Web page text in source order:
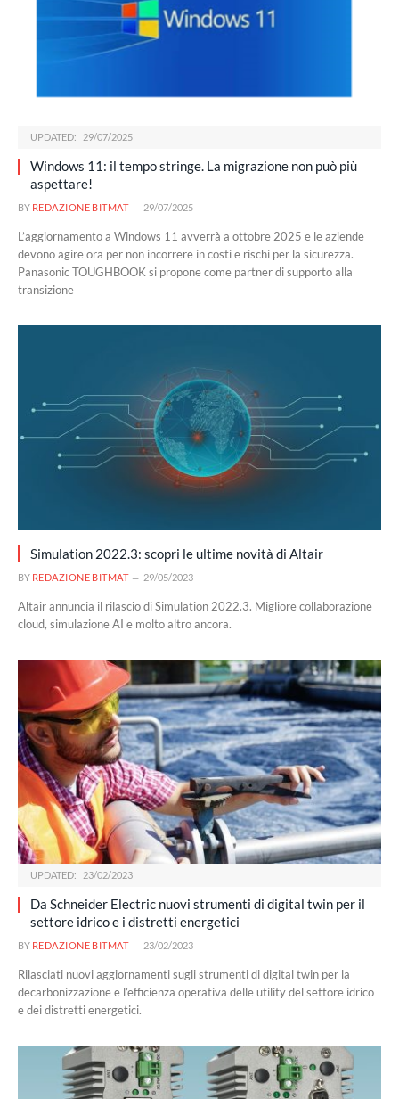
UPDATED: 29/07/2025
Windows 11: il tempo stringe. La migrazione non può più
aspettare!
BY REDAZIONE BITMAT 29/07/2025
L’aggiornamento a Windows 11 avverrà a ottobre 2025 e le aziende
devono agire ora per non incorrere in costi e rischi per la sicurezza.
Panasonic TOUGHBOOK si propone come partner di supporto alla
transizione
Simulation 2022.3: scopri le ultime novità di Altair
BY REDAZIONE BITMAT 29/05/2023
Altair annuncia il rilascio di Simulation 2022.3. Migliore collaborazione
cloud, simulazione AI e molto altro ancora.
UPDATED: 23/02/2023
Da Schneider Electric nuovi strumenti di digital twin per il
settore idrico e i distretti energetici
BY REDAZIONE BITMAT 23/02/2023
Rilasciati nuovi aggiornamenti sugli strumenti di digital twin per la
decarbonizzazione e l’efficienza operativa delle utility del settore idrico
e dei distretti energetici.